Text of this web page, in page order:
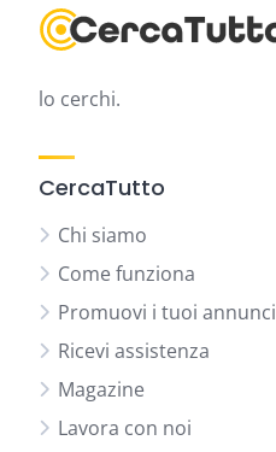
lo cerchi.
CercaTutto
Chi siamo
Come funziona
Promuovi i tuoi annunci
Ricevi assistenza
Magazine
Lavora con noi